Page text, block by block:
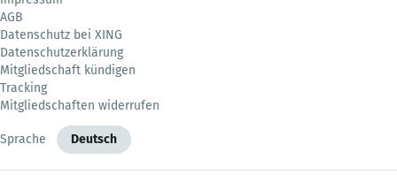
AGB
Datenschutz bei XING
Datenschutzerklärung
Mitgliedschaft kündigen
Tracking
Mitgliedschaften widerrufen
Sprache Deutsch